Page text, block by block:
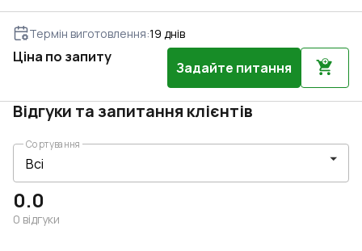
Термін виготовлення:19 днів
Ціна по запиту
Задайте питання
Відгуки та запитання клієнтів
0.0
0 відгуки
Сортування